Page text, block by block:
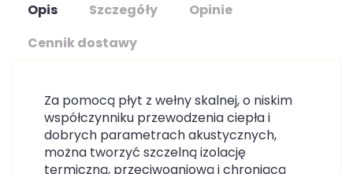
Opis Szczegóły
Opinie
Cennik dostawy
Za pomocą płyt z wełny skalnej, o niskim
współczynniku przewodzenia ciepła i
dobrych parametrach akustycznych,
można tworzyć szczelną izolację
termiczną, przeciwogniową i chroniącą